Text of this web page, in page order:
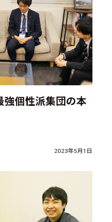
強個性派集団の本
2023年5月1日